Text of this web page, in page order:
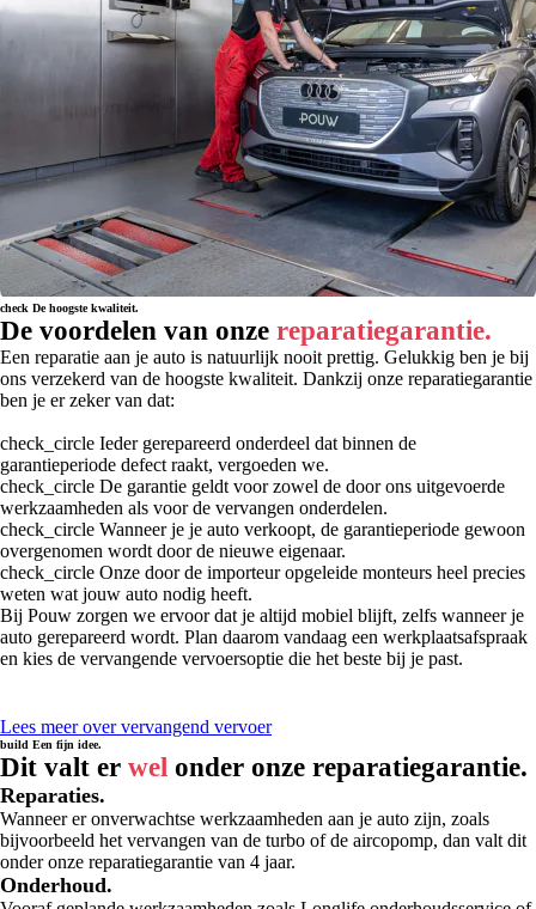
check De hoogste kwaliteit.
De voordelen van onze reparatiegarantie.
Een reparatie aan je auto is natuurlijk nooit prettig. Gelukkig ben je bij
ons verzekerd van de hoogste kwaliteit. Dankzij onze reparatiegarantie
ben je er zeker van dat:
check_circle Ieder gerepareerd onderdeel dat binnen de
garantieperiode defect raakt, vergoeden we.
check_circle De garantie geldt voor zowel de door ons uitgevoerde
werkzaamheden als voor de vervangen onderdelen.
check_circle Wanneer je je auto verkoopt, de garantieperiode gewoon
overgenomen wordt door de nieuwe eigenaar.
check_circle Onze door de importeur opgeleide monteurs heel precies
weten wat jouw auto nodig heeft.
Bij Pouw zorgen we ervoor dat je altijd mobiel blijft, zelfs wanneer je
auto gerepareerd wordt. Plan daarom vandaag een werkplaatsafspraak
en kies de vervangende vervoersoptie die het beste bij je past.
Lees meer over vervangend vervoer
build Een fijn idee.
Dit valt er wel onder onze reparatiegarantie.
Reparaties.
Wanneer er onverwachtse werkzaamheden aan je auto zijn, zoals
bijvoorbeeld het vervangen van de turbo of de aircopomp, dan valt dit
onder onze reparatiegarantie van 4 jaar.
Onderhoud.